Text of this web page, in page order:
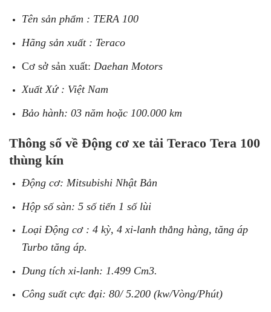
Tên sản phẩm : TERA 100
Hãng sản xuất : Teraco
Cơ sở sản xuất: Daehan Motors
Xuất Xứ : Việt Nam
Bảo hành: 03 năm hoặc 100.000 km
Thông số về Động cơ xe tải Teraco Tera 100
thùng kín
Động cơ: Mitsubishi Nhật Bản
Hộp số sàn: 5 số tiến 1 số lùi
Loại Động cơ : 4 kỳ, 4 xi-lanh thẳng hàng, tăng áp
Turbo tăng áp.
Dung tích xi-lanh: 1.499 Cm3.
Công suất cực đại: 80/ 5.200 (kw/Vòng/Phút)